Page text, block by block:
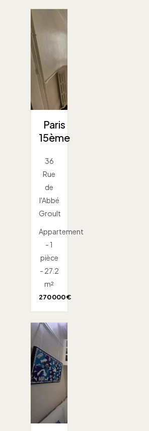
Paris
15ème
36
Rue
de
l'Abbé
Groult
Appartement
- 1
pièce
- 27.2
m²
270 000 €